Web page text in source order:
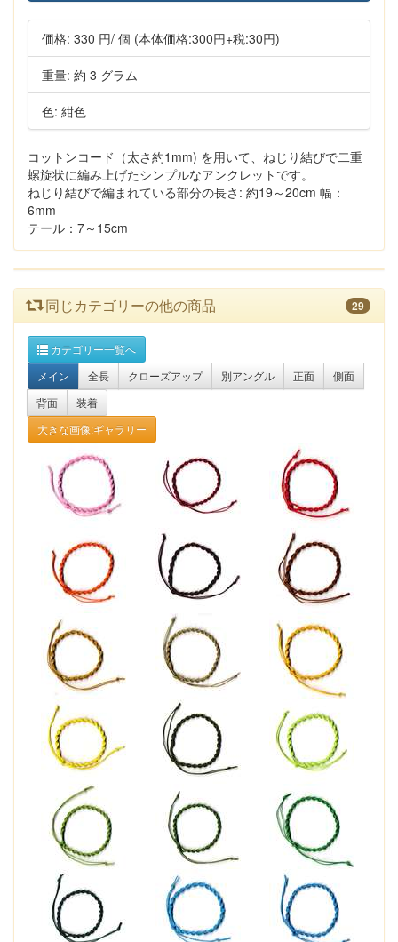
価格: 330 円/ 個 (本体価格:300円+税:30円)
重量: 約 3 グラム
色: 紺色
コットンコード（太さ約1mm) を用いて、ねじり結びで二重
螺旋状に編み上げたシンプルなアンクレットです。
ねじり結びで編まれている部分の長さ: 約19～20cm 幅：
6mm
テール：7～15cm
同じカテゴリーの他の商品 29
カテゴリー一覧へ
メイン
全長 クローズアップ 別アングル 正面
側面
背面
装着
大きな画像:ギャラリー